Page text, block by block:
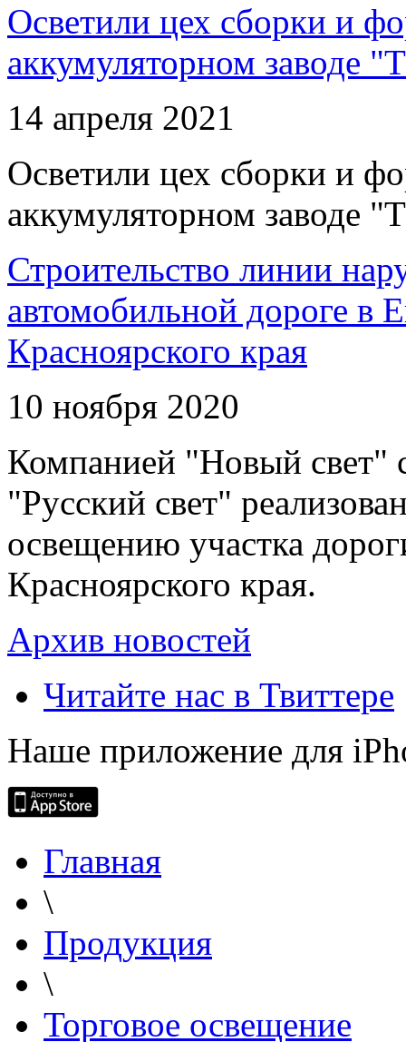
Осветили цех сборки и
аккумуляторном заводе
14 апреля 2021
Осветили цех сборки и
аккумуляторном заводе
Строительство линии
автомобильной дороге в
Красноярского края
10 ноября 2020
Компанией "Новый свет"
"Русский свет"
освещению участка
Красноярского края.
Архив новостей
Читайте нас в Твиттере
Наше приложение для
Главная
\
Продукция
\
Торговое освещение